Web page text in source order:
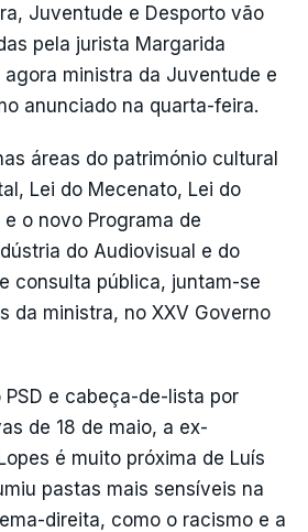
Juventude e Desporto vão
pela jurista Margarida
agora ministra da Juventude e
anunciado na quarta-feira.
áreas do património cultural
Lei do Mecenato, Lei do
e o novo Programa de
do Audiovisual e do
consulta pública, juntam-se
da ministra, no XXV Governo
e cabeça-de-lista por
de 18 de maio, a ex-
é muito próxima de Luís
pastas mais sensíveis na
direita, como o racismo e a